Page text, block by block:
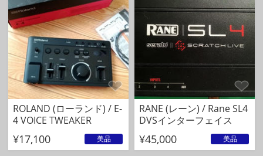
ROLAND (ローランド) / E-
4 VOICE TWEAKER
¥17,100 美品
RANE (レーン) / Rane SL4
DVSインターフェイス
¥45,000 美品